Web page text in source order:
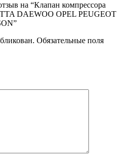
на “Клапан компрессора
DAEWOO OPEL PEUGEOT
Обязательные поля